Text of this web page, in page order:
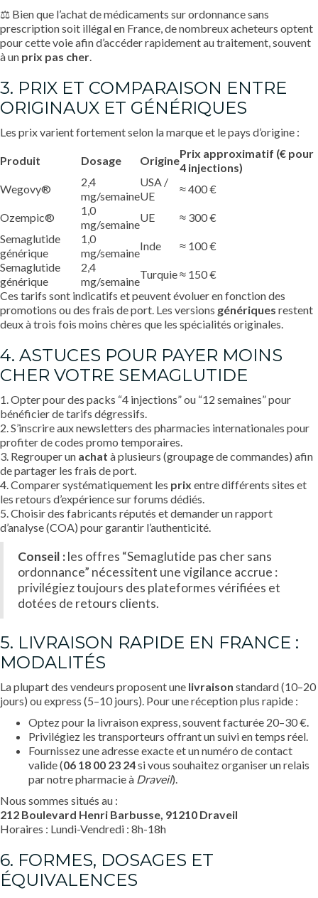
⚖️ Bien que l’achat de médicaments sur ordonnance sans
prescription soit illégal en France, de nombreux acheteurs optent
pour cette voie afin d’accéder rapidement au traitement, souvent
à un prix pas cher.
3. PRIX ET COMPARAISON ENTRE
ORIGINAUX ET GÉNÉRIQUES
Les prix varient fortement selon la marque et le pays d’origine :
Produit Dosage Origine
Prix approximatif (€ pour
4 injections)
Wegovy®
2,4
mg/semaine
USA /
UE
≈ 400 €
Ozempic®
1,0
mg/semaine
UE
≈ 300 €
Semaglutide
générique
1,0
mg/semaine
Inde
≈ 100 €
Semaglutide
générique
2,4
mg/semaine
Turquie≈ 150 €
Ces tarifs sont indicatifs et peuvent évoluer en fonction des
promotions ou des frais de port. Les versions génériques restent
deux à trois fois moins chères que les spécialités originales.
4. ASTUCES POUR PAYER MOINS
CHER VOTRE SEMAGLUTIDE
1. Opter pour des packs “4 injections” ou “12 semaines” pour
bénéficier de tarifs dégressifs.
2. S’inscrire aux newsletters des pharmacies internationales pour
profiter de codes promo temporaires.
3. Regrouper un achat à plusieurs (groupage de commandes) afin
de partager les frais de port.
4. Comparer systématiquement les prix entre différents sites et
les retours d’expérience sur forums dédiés.
5. Choisir des fabricants réputés et demander un rapport
d’analyse (COA) pour garantir l’authenticité.
Conseil :les offres “Semaglutide pas cher sans
ordonnance” nécessitent une vigilance accrue :
privilégiez toujours des plateformes vérifiées et
dotées de retours clients.
5. LIVRAISON RAPIDE EN FRANCE :
MODALITÉS
La plupart des vendeurs proposent une livraison standard (10–20
jours) ou express (5–10 jours). Pour une réception plus rapide :
Optez pour la livraison express, souvent facturée 20–30 €.
Privilégiez les transporteurs offrant un suivi en temps réel.
Fournissez une adresse exacte et un numéro de contact
valide (06 18 00 23 24si vous souhaitez organiser un relais
par notre pharmacie à Draveil).
Nous sommes situés au :
212 Boulevard Henri Barbusse, 91210 Draveil
Horaires : Lundi-Vendredi : 8h-18h
6. FORMES, DOSAGES ET
ÉQUIVALENCES